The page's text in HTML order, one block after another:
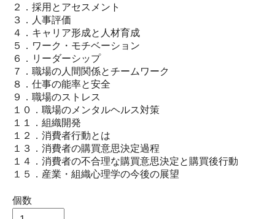
２．採用とアセスメント
３．人事評価
４．キャリア形成と人材育成
５．ワーク・モチベーション
６．リーダーシップ
７．職場の人間関係とチームワーク
８．仕事の能率と安全
９．職場のストレス
１０．職場のメンタルヘルス対策
１１．組織開発
１２．消費者行動とは
１３．消費者の購買意思決定過程
１４．消費者の不合理な購買意思決定と購買後行動
１５．産業・組織心理学の今後の展望
個数